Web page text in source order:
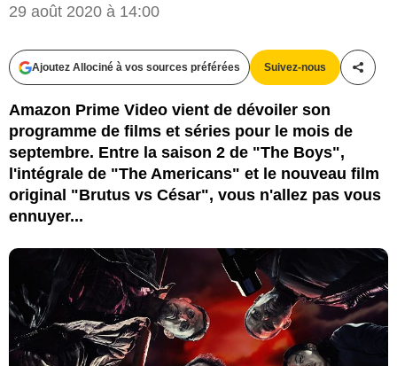
29 août 2020 à 14:00
Ajoutez Allociné à vos sources préférées Suivez-nous
Amazon Prime Video vient de dévoiler son
programme de films et séries pour le mois de
septembre. Entre la saison 2 de "The Boys",
l'intégrale de "The Americans" et le nouveau film
original "Brutus vs César", vous n'allez pas vous
ennuyer...